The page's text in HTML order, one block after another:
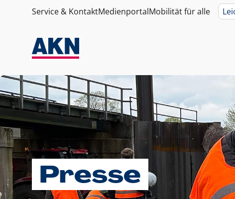
Service & KontaktMedienportalMobilität für alle
Presse